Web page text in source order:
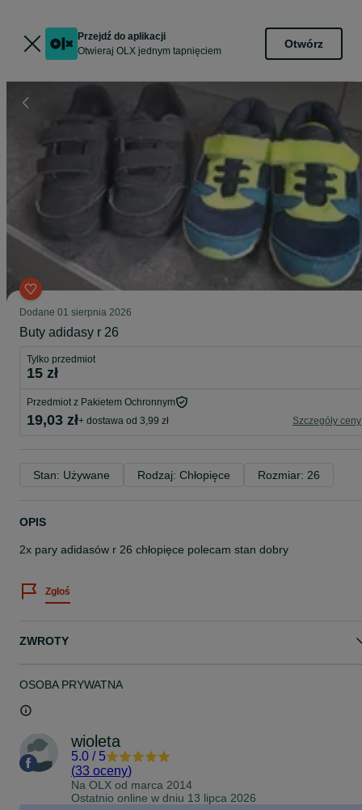
Przejdź do aplikacji
Otwieraj OLX jednym tapnięciem
Otwórz
Dodane 01 sierpnia 2026
Buty adidasy r 26
Tylko przedmiot
15 zł
Przedmiot z Pakietem Ochronnym
19,03 zł+ dostawa od 3,99 zł Szczegóły ceny
Stan: Używane Rodzaj: Chłopięce Rozmiar: 26
OPIS
2x pary adidasów r 26 chłopięce polecam stan dobry
Zgłoś
ZWROTY
OSOBA PRYWATNA
wioleta
5.0 / 5
(33 oceny)
Na OLX od marca 2014
Ostatnio online w dniu 13 lipca 2026